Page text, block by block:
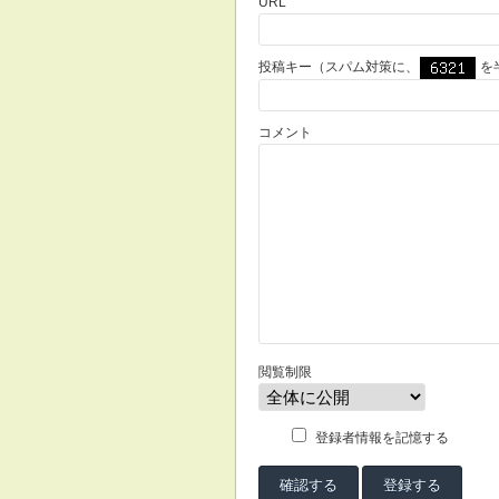
投稿キー（スパム対策に、 を
コメント
閲覧制限
登録者情報を記憶する